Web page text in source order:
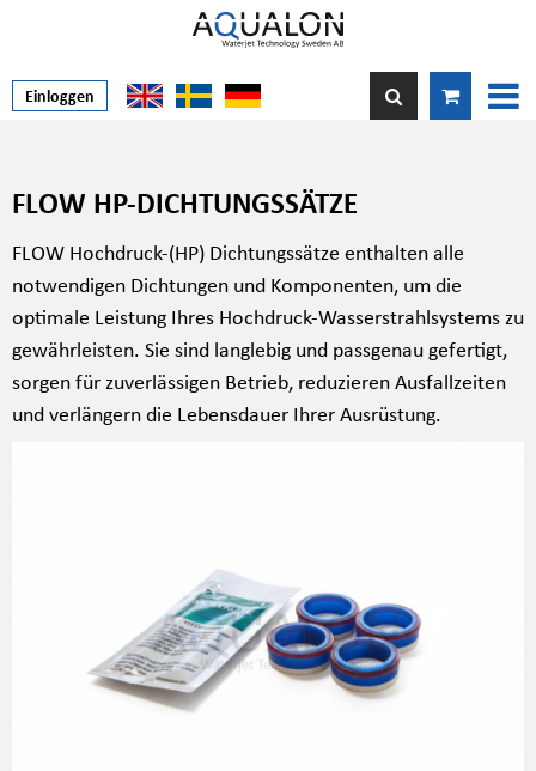
Einloggen
FLOW HP-DICHTUNGSSÄTZE
FLOW Hochdruck-(HP) Dichtungssätze enthalten alle
notwendigen Dichtungen und Komponenten, um die
optimale Leistung Ihres Hochdruck-Wasserstrahlsystems zu
gewährleisten. Sie sind langlebig und passgenau gefertigt,
sorgen für zuverlässigen Betrieb, reduzieren Ausfallzeiten
und verlängern die Lebensdauer Ihrer Ausrüstung.